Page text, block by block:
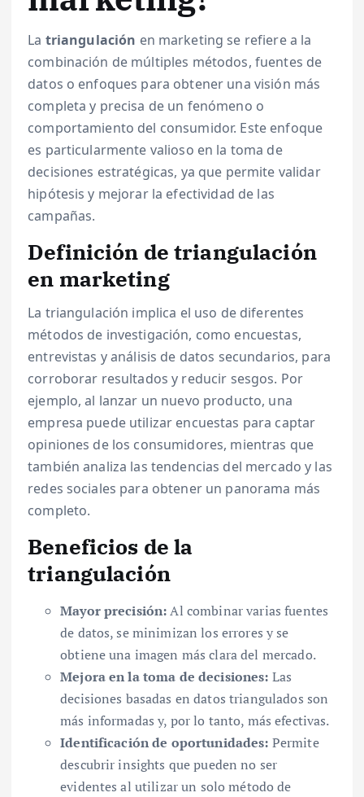
La triangulación en marketing se refiere a la
combinación de múltiples métodos, fuentes de
datos o enfoques para obtener una visión más
completa y precisa de un fenómeno o
comportamiento del consumidor. Este enfoque
es particularmente valioso en la toma de
decisiones estratégicas, ya que permite validar
hipótesis y mejorar la efectividad de las
campañas.
Definición de triangulación
en marketing
La triangulación implica el uso de diferentes
métodos de investigación, como encuestas,
entrevistas y análisis de datos secundarios, para
corroborar resultados y reducir sesgos. Por
ejemplo, al lanzar un nuevo producto, una
empresa puede utilizar encuestas para captar
opiniones de los consumidores, mientras que
también analiza las tendencias del mercado y las
redes sociales para obtener un panorama más
completo.
Beneficios de la
triangulación
Mayor precisión:Al combinar varias fuentes
de datos, se minimizan los errores y se
obtiene una imagen más clara del mercado.
Mejora en la toma de decisiones: Las
decisiones basadas en datos triangulados son
más informadas y, por lo tanto, más efectivas.
Identificación de oportunidades: Permite
descubrir insights que pueden no ser
evidentes al utilizar un solo método de